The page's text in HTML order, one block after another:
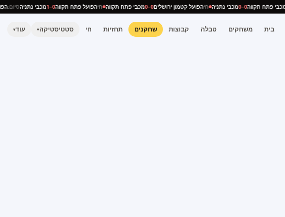
חימכבי פתח תקווה0–0 מכבי נתניה חיהפועל קטמון ירושלים0–0 מכבי פתח תקווה חיהפועל פתח תקווה0–1 מכבי נתניהסיום:
בית משחקים טבלה קבוצות שחקנים תחזיות חי סטטיסטיקה▾ עוד▾